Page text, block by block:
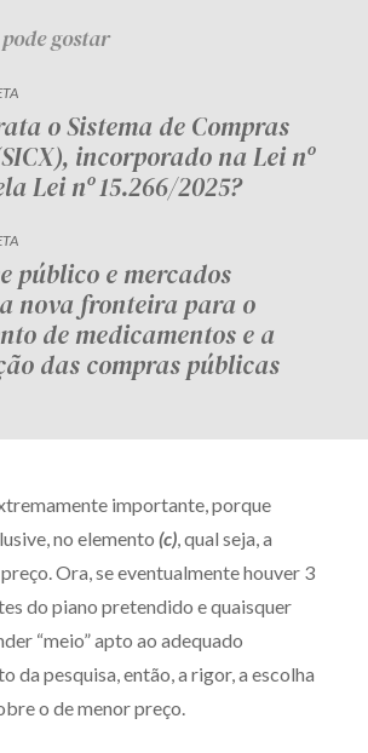
gostar
o Sistema de Compras
incorporado na Lei nº
Lei nº 15.266/2025?
público e mercados
nova fronteira para o
de medicamentos e a
das compras públicas
importante, porque
no elemento (c), qual seja, a
Ora, se eventualmente houver 3
do piano pretendido e quaisquer
“meio” apto ao adequado
da pesquisa, então, a rigor, a escolha
o de menor preço.